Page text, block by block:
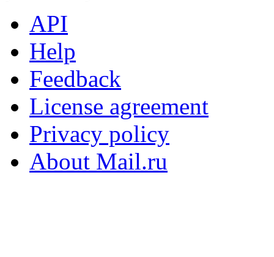
API
Help
Feedback
License agreement
Privacy policy
About Mail.ru